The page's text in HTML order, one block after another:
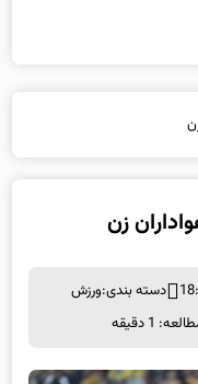
زن
دسته بندی:ورزش
1 دقیقه